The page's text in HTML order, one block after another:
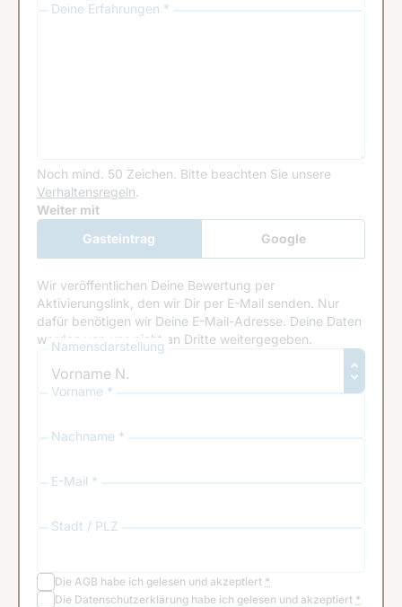
Deine Erfahrungen *
Noch mind. 50 Zeichen. Bitte beachten Sie unsere
Verhaltensregeln.
Google Recaptcha
Weiter mit
Gasteintrag
Google
Anmeldung
Wir veröffentlichen Deine Bewertung per
Aktivierungslink, den wir Dir per E-Mail senden. Nur
dafür benötigen wir Deine E-Mail-Adresse. Deine Daten
werden von uns nicht an Dritte weitergegeben.
Namensdarstellung
Vorname *
Nachname *
E-Mail *
Stadt / PLZ
Die AGB habe ich gelesen und akzeptiert *
Die Datenschutzerklärung habe ich gelesen und akzeptiert *